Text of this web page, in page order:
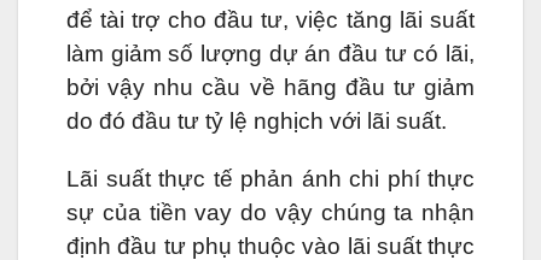
để tài trợ cho đầu tư, việc tăng lãi suất
làm giảm số lượng dự án đầu tư có lãi,
bởi vậy nhu cầu về hãng đầu tư giảm
do đó đầu tư tỷ lệ nghịch với lãi suất.
Lãi suất thực tế phản ánh chi phí thực
sự của tiền vay do vậy chúng ta nhận
định đầu tư phụ thuộc vào lãi suất thực